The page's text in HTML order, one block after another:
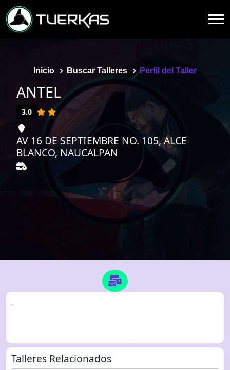
Inicio Buscar Talleres Perfil del Taller
ANTEL
3.0
AV 16 DE SEPTIEMBRE NO. 105, ALCE
BLANCO, NAUCALPAN
.
Talleres Relacionados